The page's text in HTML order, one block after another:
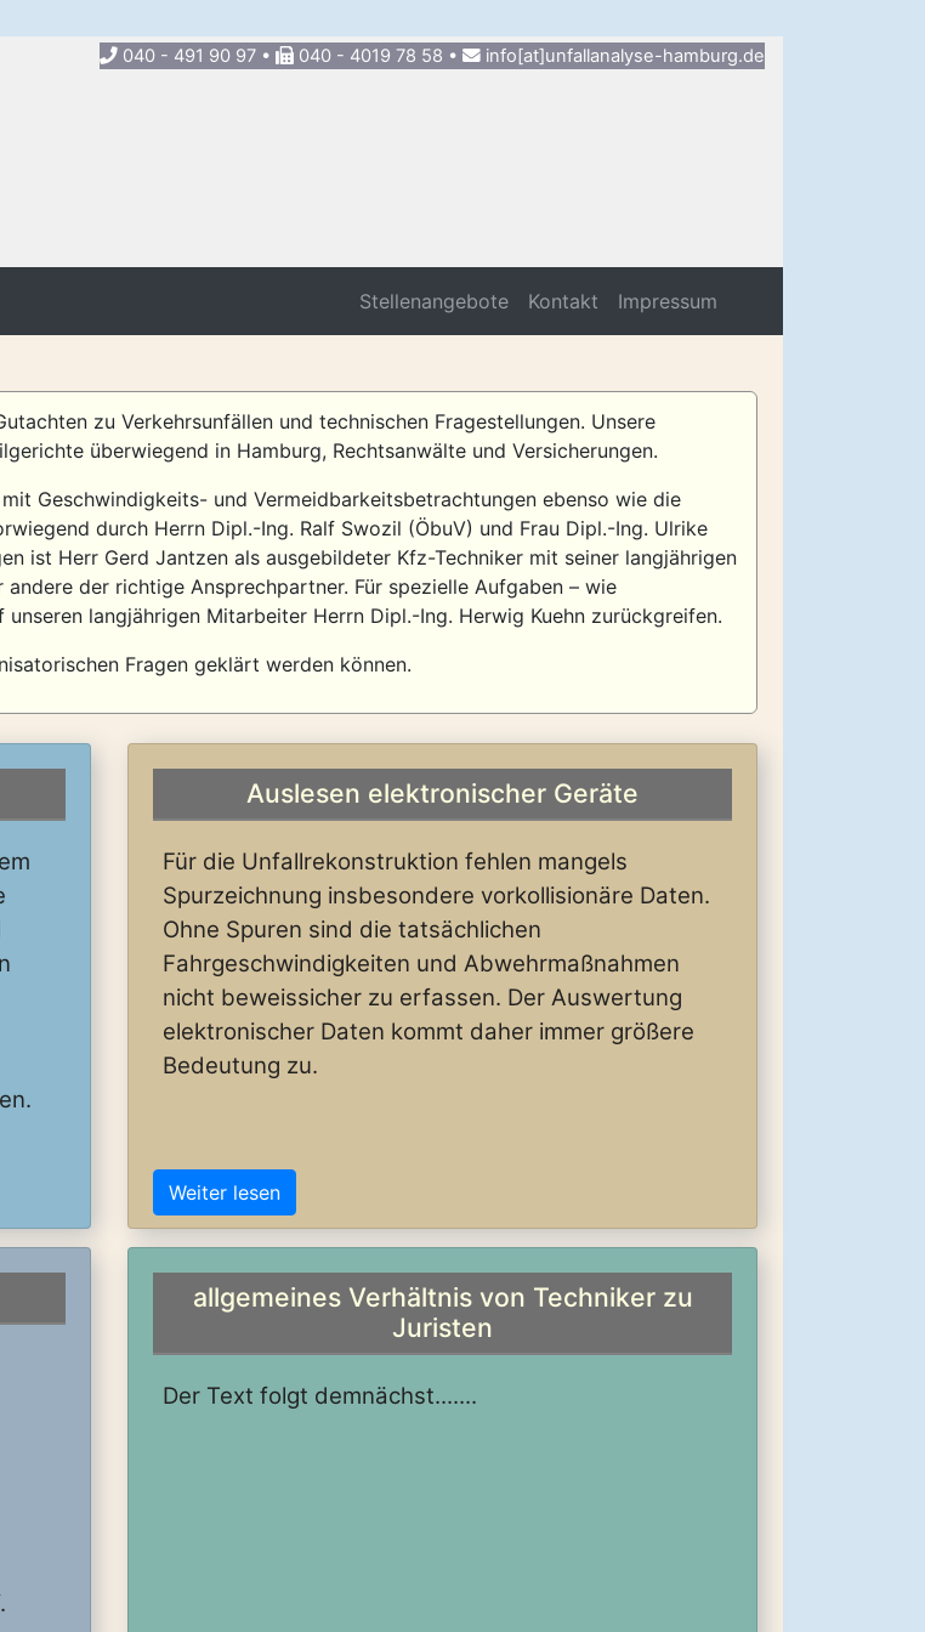
040 - 491 90 97 • 040 - 4019 78 58 • info[at]unfallanalyse-hamburg.de
Stellenangebote Kontakt Impressum
zu Verkehrsunfällen und technischen Fragestellungen. Unsere
überwiegend in Hamburg, Rechtsanwälte und Versicherungen.
Geschwindigkeits- und Vermeidbarkeitsbetrachtungen ebenso wie die
durch Herrn Dipl.-Ing. Ralf Swozil (ÖbuV) und Frau Dipl.-Ing. Ulrike
ist Herr Gerd Jantzen als ausgebildeter Kfz-Techniker mit seiner langjährigen
der richtige Ansprechpartner. Für spezielle Aufgaben – wie
langjährigen Mitarbeiter Herrn Dipl.-Ing. Herwig Kuehn zurückgreifen.
Fragen geklärt werden können.
Auslesen elektronischer Geräte
Für die Unfallrekonstruktion fehlen mangels
Spurzeichnung insbesondere vorkollisionäre Daten.
Ohne Spuren sind die tatsächlichen
Fahrgeschwindigkeiten und Abwehrmaßnahmen
nicht beweissicher zu erfassen. Der Auswertung
elektronischer Daten kommt daher immer größere
Bedeutung zu.
Weiter lesen
allgemeines Verhältnis von Techniker zu
Juristen
Der Text folgt demnächst.......